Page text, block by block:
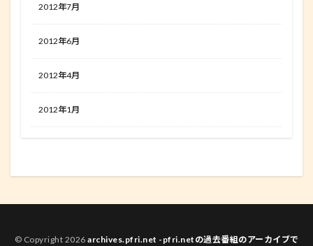
2012年7月
2012年6月
2012年4月
2012年1月
© Copyright 2026 archives.pfri.net -pfri.netの過去番組のアーカイブで